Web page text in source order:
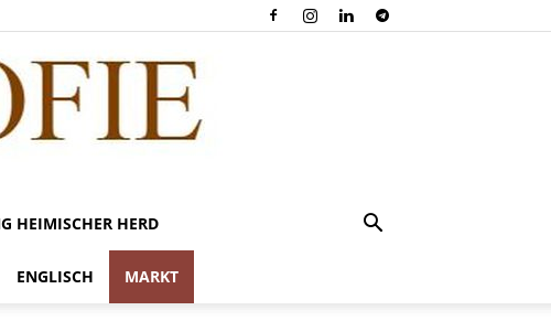
HEIMISCHER HERD
ENGLISCH MARKT